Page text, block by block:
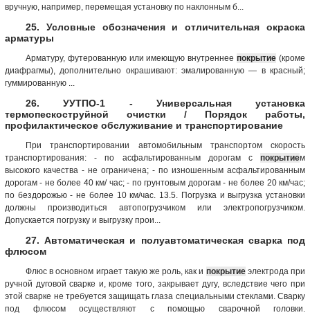
вручную, например, перемещая установку по наклонным б...
25. Условные обозначения и отличительная окраска
арматуры
Арматуру, футерованную или имеющую внутреннеепокрытие (кроме
диафрагмы), дополнительно окрашивают: эмалированную — в красный;
гуммированную ...
26. УУТПО-1 - Универсальная установка
термопескоструйной очистки / Порядок работы,
профилактическое обслуживание и транспортирование
При транспортировании автомобильным транспортом скорость
транспортирования: - по асфальтированным дорогам с покрытием
высокого качества - не ограничена; - по изношенным асфальтированным
дорогам - не более 40 км/ час; - по грунтовым дорогам - не более 20 км/час;
по бездорожью - не более 10 км/час. 13.5. Погрузка и выгрузка установки
должны производиться автопогрузчиком или электропогрузчиком.
Допускается погрузку и выгрузку прои...
27. Автоматическая и полуавтоматическая сварка под
флюсом
Флюс в основном играет такую же роль, как и покрытиеэлектрода при
ручной дуговой сварке и, кроме того, закрывает дугу, вследствие чего при
этой сварке не требуется защищать глаза специальными стеклами. Сварку
под флюсом осуществляют с помощью сварочной головки.